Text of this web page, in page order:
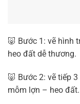
🐷 Bước 1: vẽ hình
heo đất dễ thương.
🐷 Bước 2: vẽ tiếp
mỗm lợn – heo đất.